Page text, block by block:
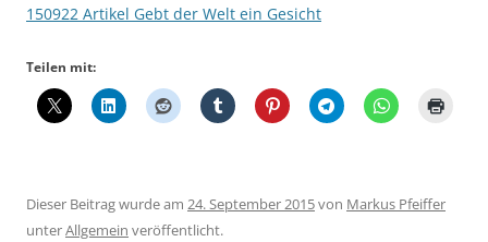
150922 Artikel Gebt der Welt ein Gesicht
Teilen mit:
Dieser Beitrag wurde am 24. September 2015von Markus Pfeiffer
unterAllgemein veröffentlicht.